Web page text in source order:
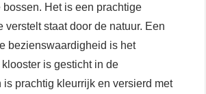
bossen. Het is een prachtige
verstelt staat door de natuur. Een
bezienswaardigheid is het
klooster is gesticht in de
prachtig kleurrijk en versierd met